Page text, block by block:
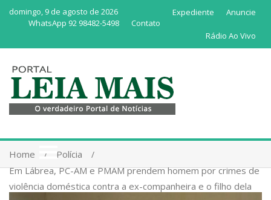
domingo, 9 de agosto de 2026 Anuncie
Expediente
Contato
WhatsApp 92 98482-5498
Rádio Ao Vivo
Home
Polícia
Em Lábrea, PC-AM e PMAM prendem homem por crimes de
violência doméstica contra a ex-companheira e o filho dela